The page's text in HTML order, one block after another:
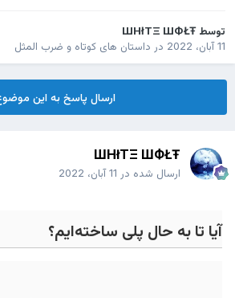
توسط ШHłTΞ ШФŁŦ
11 آبان، 2022
در داستان های کوتاه و ضرب المثل
ارسال پاسخ به این
ШHłTΞ ШФŁŦ
ارسال شده در 11 آبان، 2022
آیا تا به حال پلی ساخته‌ایم؟